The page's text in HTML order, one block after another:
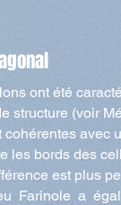
ont été
structure (voir
avec
les bords des
est plus
Farinole a